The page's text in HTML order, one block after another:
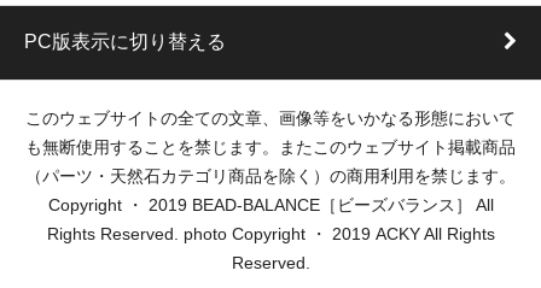
PC版表示に切り替える
このウェブサイトの全ての文章、画像等をいかなる形態において
も無断使用することを禁じます。またこのウェブサイト掲載商品
（パーツ・天然石カテゴリ商品を除く）の商用利用を禁じます。
Copyright ・ 2019 BEAD-BALANCE［ビーズバランス］ All
Rights Reserved. photo Copyright ・ 2019 ACKY All Rights
Reserved.